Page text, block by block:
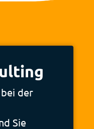
der
Sie